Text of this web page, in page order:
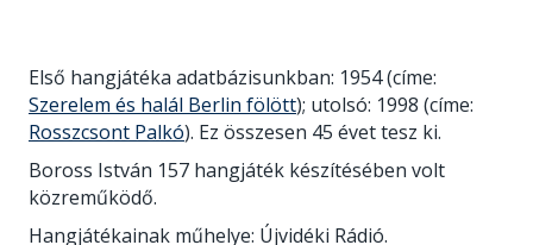
Első hangjátéka adatbázisunkban: 1954 (címe:
Szerelem és halál Berlin fölött); utolsó: 1998 (címe:
Rosszcsont Palkó). Ez összesen 45 évet tesz ki.
Boross István 157 hangjáték készítésében volt
közreműködő.
Hangjátékainak műhelye: Újvidéki Rádió.